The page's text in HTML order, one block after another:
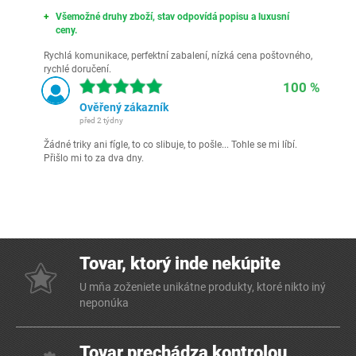
Všemožné druhy zboží, stav odpovídá popisu a luxusní
ceny.
Rychlá komunikace, perfektní zabalení, nízká cena poštovného,
rychlé doručení.
100 %
Ověřený zákazník
před 2 týdny
Žádné triky ani fígle, to co slibuje, to pošle... Tohle se mi líbí.
Přišlo mi to za dva dny.
Tovar, ktorý inde nekúpite
U mňa zoženiete unikátne produkty, ktoré nikto iný
neponúka